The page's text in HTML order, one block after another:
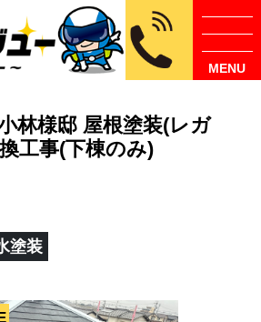
MENU
林様邸 屋根塗装(レガ
工事(下棟のみ)
塗装